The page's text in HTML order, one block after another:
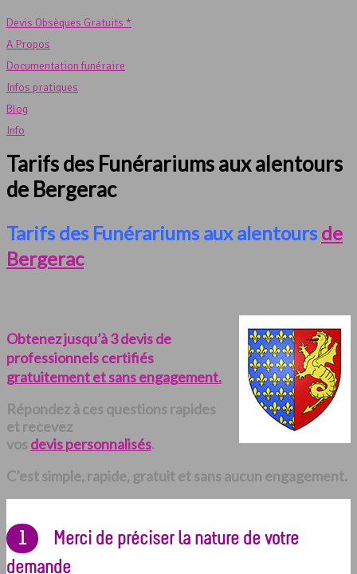
Devis Obsèques Gratuits *
A Propos
Documentation funéraire
Infos pratiques
Blog
Info
Tarifs des Funérariums aux alentours
de Bergerac
Tarifs des Funérariums aux alentours de
Bergerac
Obtenez jusqu’à 3 devis de
professionnels certifiés
gratuitement et sans engagement.
Répondez à ces questions rapides
et recevez
vos devis personnalisés.
C’est simple, rapide, gratuit et sans aucun engagement.